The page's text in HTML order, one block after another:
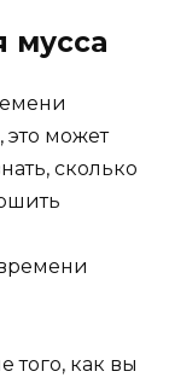
мусса
это может
сколько
того, как вы